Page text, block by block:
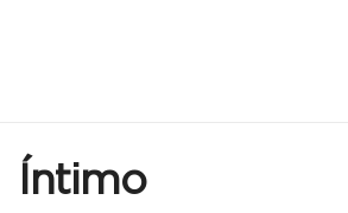
Íntimo